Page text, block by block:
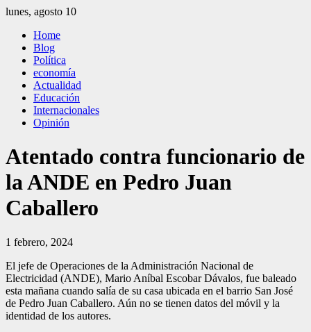
Saltar
contenido
lunes, agosto 10
El Independiente
El independiente Libre y Transparente
Home
Blog
Política
economía
Actualidad
Educación
Internacionales
Opinión
Atentado contra funcionario de
la ANDE en Pedro Juan
Caballero
1 febrero, 2024
El jefe de Operaciones de la Administración Nacional de
Electricidad (ANDE), Mario Aníbal Escobar Dávalos, fue baleado
esta mañana cuando salía de su casa ubicada en el barrio San José
de Pedro Juan Caballero. Aún no se tienen datos del móvil y la
identidad de los autores.